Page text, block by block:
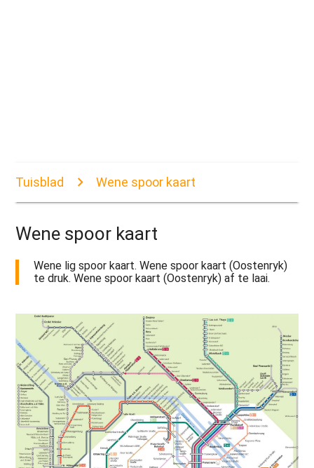
Tuisblad Wene spoor kaart
Wene spoor kaart
Wene lig spoor kaart. Wene spoor kaart (Oostenryk)
te druk. Wene spoor kaart (Oostenryk) af te laai.